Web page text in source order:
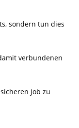
sondern tun dies
verbundenen
Job zu